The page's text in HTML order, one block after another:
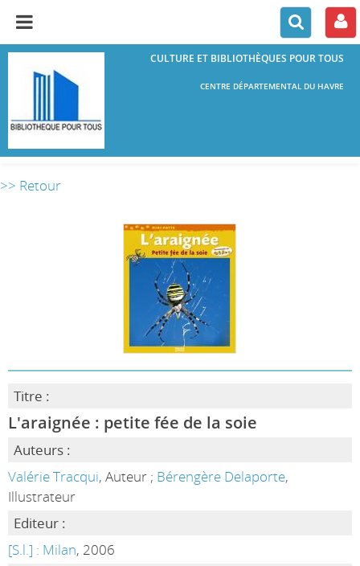
CULTURE ET BIBLIOTHÈQUES POUR TOUS
CENTRE DÉPARTEMENTAL DU HAVRE
>> Retour
Titre :
L'araignée : petite fée de la soie
Auteurs :
Valérie Tracqui, Auteur ; Bérengère Delaporte,
Illustrateur
Editeur :
[S.l.] : Milan, 2006